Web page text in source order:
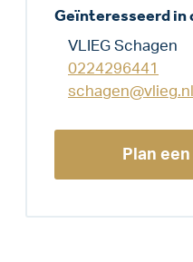
Geïnteresseerd in
VLIEG Schagen
0224296441
schagen@vlieg.nl
Plan